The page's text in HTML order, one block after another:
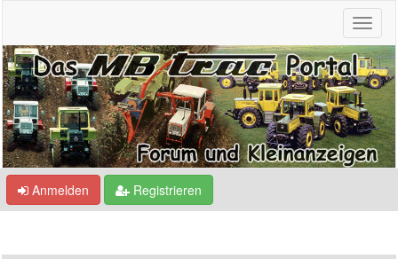
Anmelden Registrieren